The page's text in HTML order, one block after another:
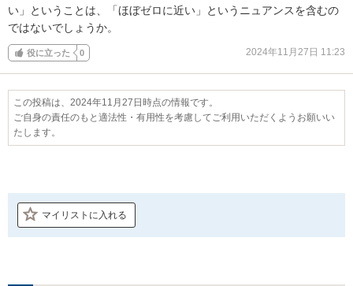
い」ということは、「ほぼゼロに近い」というニュアンスを含むの
ではないでしょうか。
役に立った 0 2024年11月27日 11:23
この投稿は、2024年11月27日時点の情報です。
ご自身の責任のもと適法性・有用性を考慮してご利用いただくようお願いい
たします。
マイリストに入れる